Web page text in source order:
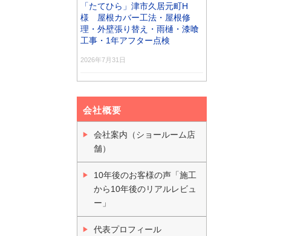
「たてひら」津市久居元町H
様 屋根カバー工法・屋根修
理・外壁張り替え・雨樋・漆喰
工事・1年アフター点検
2026年7月31日
会社概要
会社案内（ショールーム店
舗）
10年後のお客様の声「施工
から10年後のリアルレビュ
ー」
代表プロフィール